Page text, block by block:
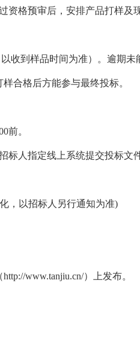
资格预审后，安排产品打样及
以收到样品时间为准）。逾期未
合格后方能参与最终投标。
前。
标人指定线上系统提交投标文件
，以招标人另行通知为准)
http://www.tanjiu.cn/）上发布。